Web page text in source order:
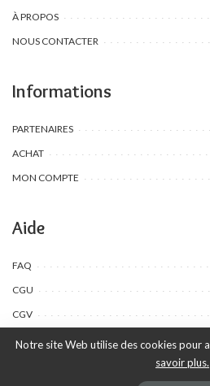
À PROPOS
NOUS CONTACTER
Informations
PARTENAIRES
ACHAT
MON COMPTE
Aide
FAQ
CGU
CGV
©Toombow Kids, 2022 - 2024 - Tous
Notre site Web utilise des cookies pour
savoir plus.